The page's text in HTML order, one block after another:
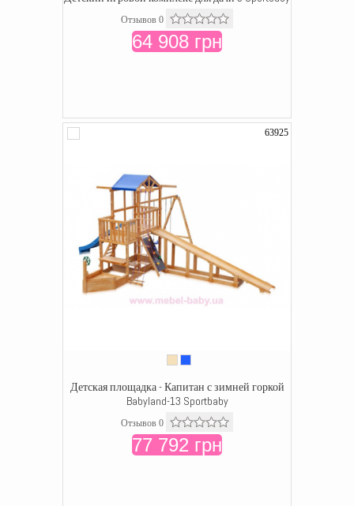
Отзывов 0
64 908 грн
63925
Детская площадка - Капитан с зимней горкой
Babyland-13 Sportbaby
Отзывов 0
77 792 грн